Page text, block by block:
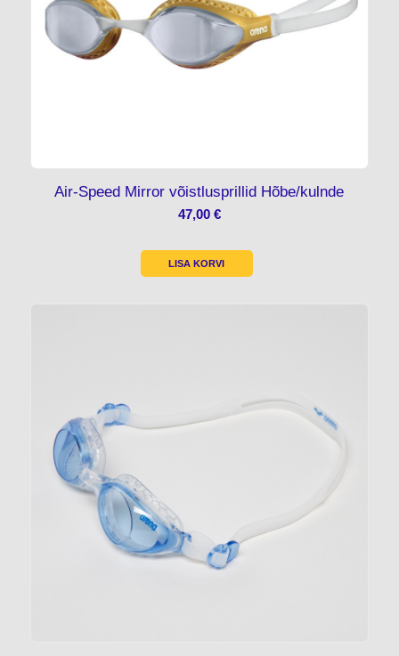
Air-Speed Mirror võistlusprillid Hõbe/kulnde
47,00 €
LISA KORVI